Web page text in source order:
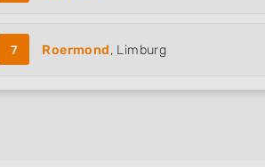
7 Roermond, Limburg